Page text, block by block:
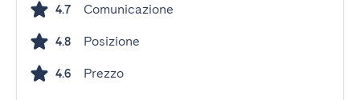
4.7 Comunicazione
4.8 Posizione
4.6 Prezzo